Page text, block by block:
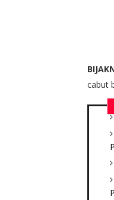
cabut